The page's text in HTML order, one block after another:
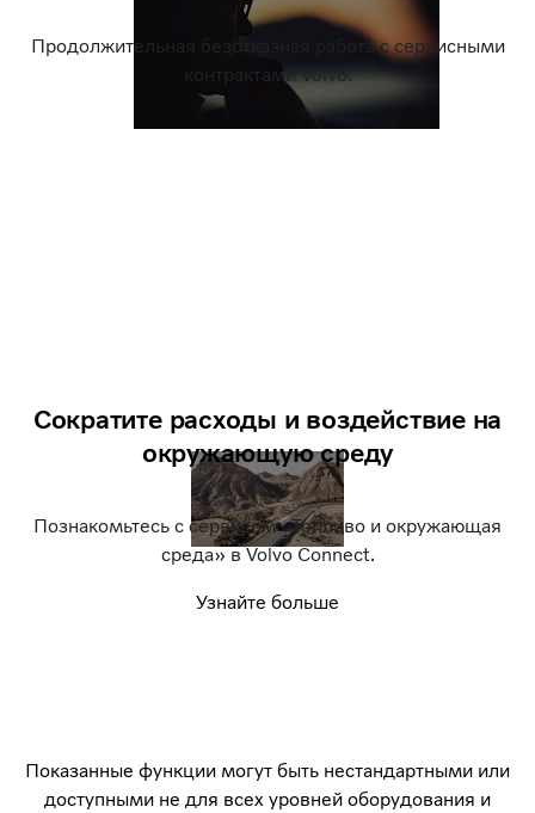
Продолжительная безотказная работа с сервисными
контрактами Volvo.
Сократите расходы и воздействие на
окружающую среду
Познакомьтесь с сервисом «Топливо и окружающая
среда» в Volvo Connect.
Узнайте больше
Показанные функции могут быть нестандартными или
доступными не для всех уровней оборудования и